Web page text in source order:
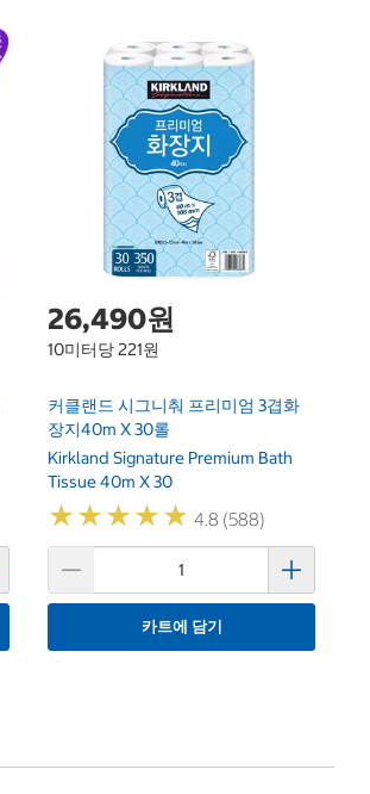
26,490원
10미터당 221원
커클랜드 시그니춰 프리미엄 3겹화
장지40m X 30롤
Kirkland Signature Premium Bath
Tissue 40m X 30
★★★★★
★★★★★ 4.8 (588)
카트에 담기